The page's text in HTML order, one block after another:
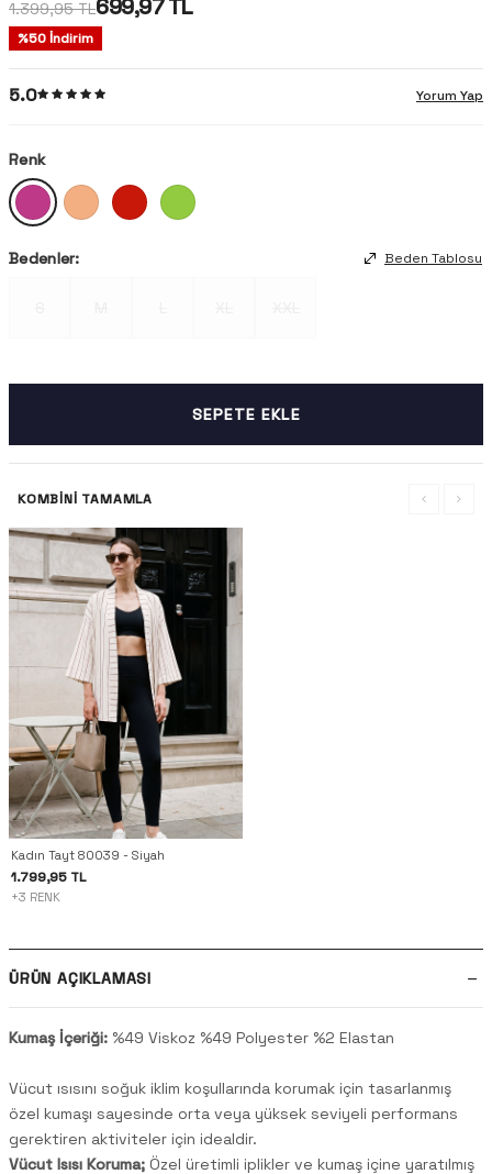
1.399,95TL699,97TL
%50İndirim
5.0 Yorum Yap
Renk
Bedenler: Beden Tablosu
SEPETE EKLE
KOMBINI TAMAMLA
Kadın Tayt 80039 - Siyah
1.799,95 TL
+3 RENK
ÜRÜN AÇIKLAMASI
Kumaş İçeriği: %49 Viskoz %49 Polyester %2 Elastan
Vücut ısısını soğuk iklim koşullarında korumak için tasarlanmış
özel kumaşı sayesinde orta veya yüksek seviyeli performans
gerektiren aktiviteler için idealdir.
Vücut Isısı Koruma; Özel üretimli iplikler ve kumaş içine yaratılmış